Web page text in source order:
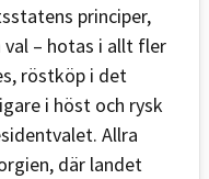
principer,
– hotas i allt fler
röstköp i det
i höst och rysk
Allra
där landet